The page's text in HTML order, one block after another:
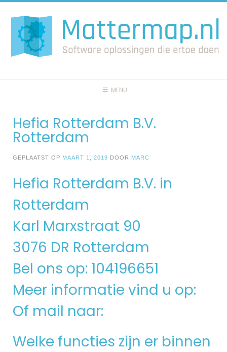
naar
inhoud
MENU
Hefia Rotterdam B.V.
Rotterdam
GEPLAATST OP MAART 1, 2019 DOOR MARC
Hefia Rotterdam B.V. in
Rotterdam
Karl Marxstraat 90
3076 DR Rotterdam
Bel ons op: 104196651
Meer informatie vind u op:
Of mail naar:
Welke functies zijn er binnen